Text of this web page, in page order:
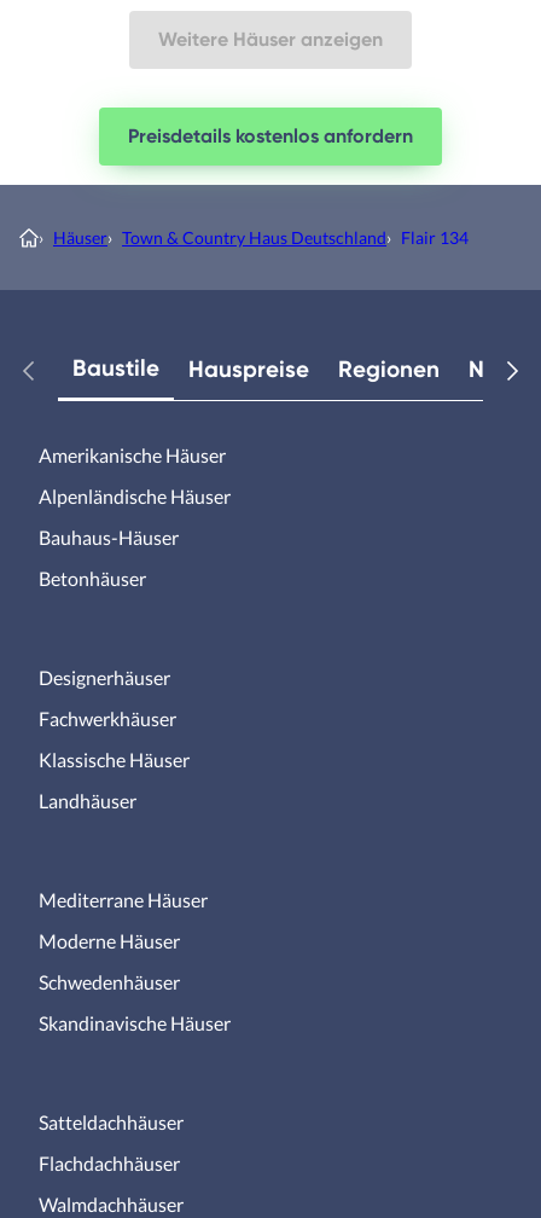
Weitere Häuser anzeigen
Preisdetails kostenlos anfordern
› Häuser› Town & Country Haus Deutschland› Flair 134
Baustile Hauspreise Regionen
Amerikanische Häuser
Alpenländische Häuser
Bauhaus-Häuser
Betonhäuser
Designerhäuser
Fachwerkhäuser
Klassische Häuser
Landhäuser
Mediterrane Häuser
Moderne Häuser
Schwedenhäuser
Skandinavische Häuser
Satteldachhäuser
Flachdachhäuser
Walmdachhäuser